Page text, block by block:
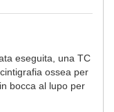
eseguita, una TC
ossea per
bocca al lupo per